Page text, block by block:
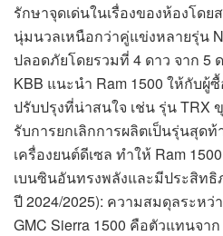
รักษาจุดเด่นในเรื่องของห้องโด
นุ่มนวลเหนือกว่าคู่แข่งหลายรุ่น
ปลอดภัยโดยรวมที่ 4 ดาว จาก 5
KBB แนะนำ Ram 1500 ให้กับผู้
ปรับปรุงที่น่าสนใจ เช่น รุ่น TRX
รับการยกเลิกการผลิตเป็นรุ่นสุด
เครื่องยนต์ดีเซล ทำให้ Ram
เบนซินอันทรงพลังและมีประสิทธิ
ปี 2024/2025): ความสมดุลระห
GMC Sierra 1500 คือตัวแทนจา